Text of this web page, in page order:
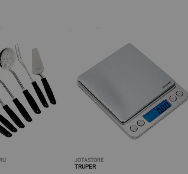
JOTASTORE
TRUPER